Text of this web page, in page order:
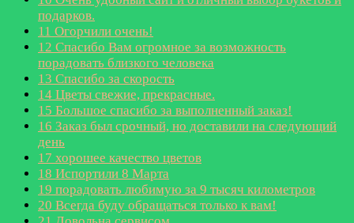
подарков.
11 Огорчили очень!
12 Спасибо Вам огромное за возможность
порадовать близкого человека
13 Спасибо за скорость
14 Цветы свежие, прекрасные.
15 Большое спасибо за выполненный заказ!
16 Заказ был срочный, но доставили на следующий
день
17 хорошее качество цветов
18 Испортили 8 Марта
19 порадовать любимую за 9 тысяч километров
20 Всегда буду обращаться только к вам!